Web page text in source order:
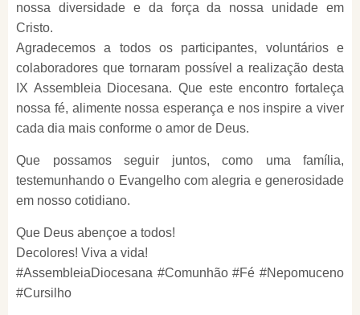
nossa diversidade e da força da nossa unidade em
Cristo.
Agradecemos a todos os participantes, voluntários e
colaboradores que tornaram possível a realização desta
IX Assembleia Diocesana. Que este encontro fortaleça
nossa fé, alimente nossa esperança e nos inspire a viver
cada dia mais conforme o amor de Deus.
Que possamos seguir juntos, como uma família,
testemunhando o Evangelho com alegria e generosidade
em nosso cotidiano.
Que Deus abençoe a todos!
Decolores! Viva a vida!
#AssembleiaDiocesana #Comunhão #Fé #Nepomuceno
#Cursilho